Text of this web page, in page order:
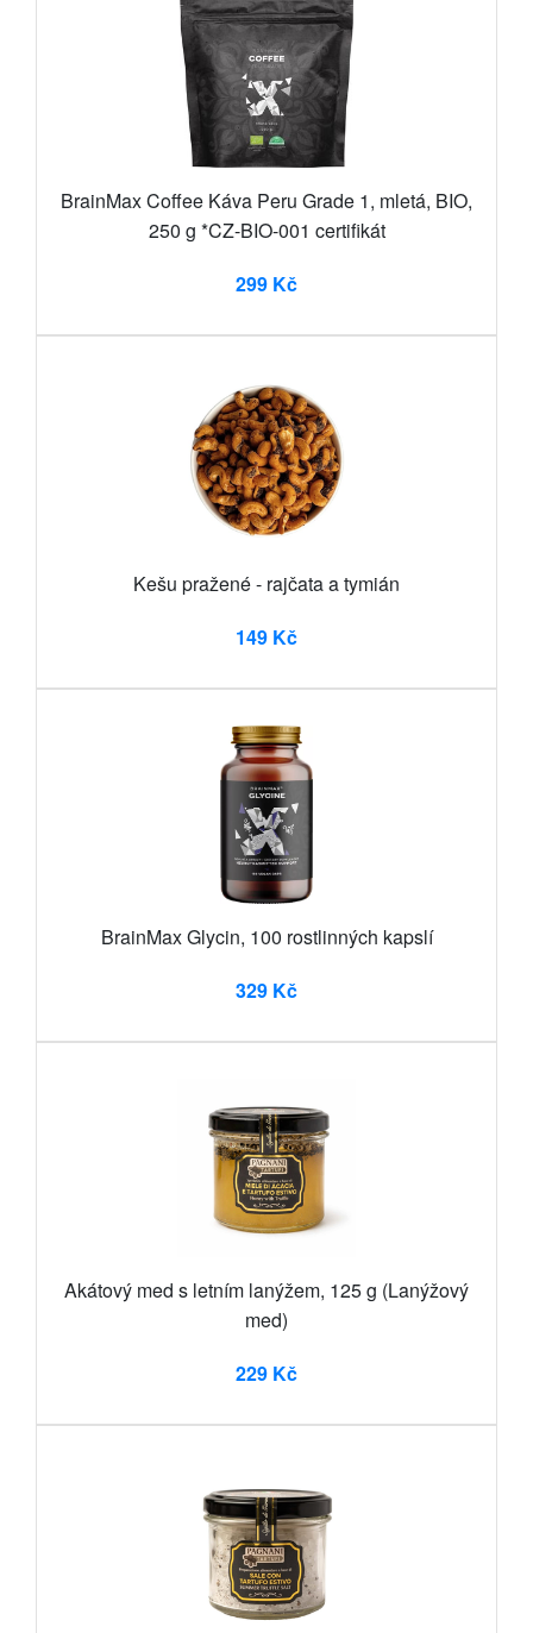
BrainMax Coffee Káva Peru Grade 1, mletá, BIO,
250 g *CZ-BIO-001 certifikát
299 Kč
Kešu pražené - rajčata a tymián
149 Kč
BrainMax Glycin, 100 rostlinných kapslí
329 Kč
Akátový med s letním lanýžem, 125 g (Lanýžový
med)
229 Kč